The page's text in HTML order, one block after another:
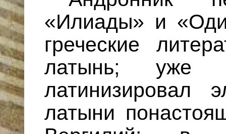
«Илиады» и
греческие
латынь; yже
латинизировал
латыни